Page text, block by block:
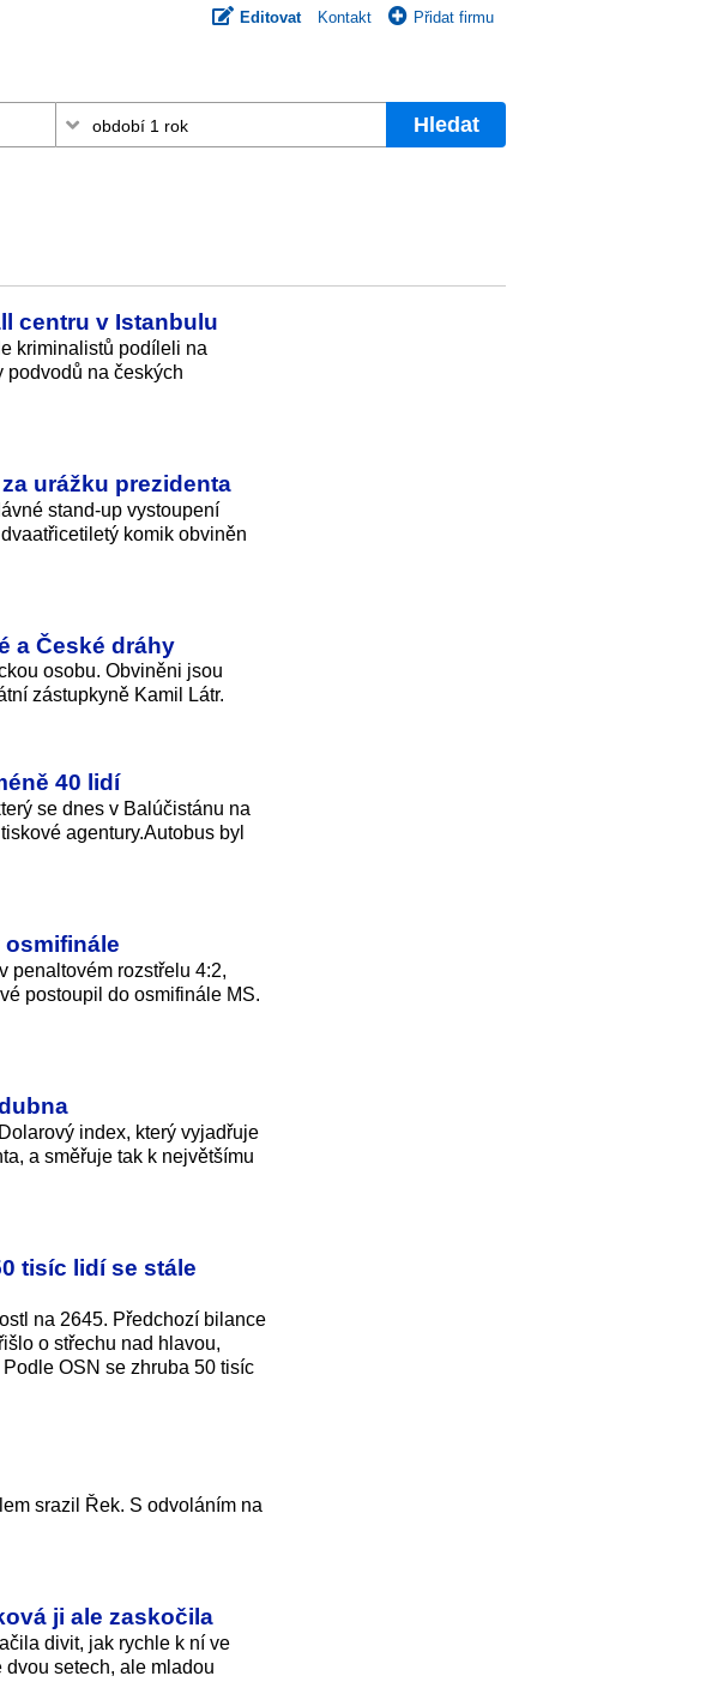
Editovat Kontakt Přidat firmu
Hledat
centru v Istanbulu
kriminalistů podíleli na
podvodů na českých
urážku prezidenta
stand-up vystoupení
komik obviněn
a České dráhy
osobu. Obviněni jsou
zástupkyně Kamil Látr.
40 lidí
se dnes v Balúčistánu na
agentury.Autobus byl
penaltovém rozstřelu 4:2,
postoupil do osmifinále MS.
index, který vyjadřuje
a směřuje tak k největšímu
tisíc lidí se stále
na 2645. Předchozí bilance
o střechu nad hlavou,
OSN se zhruba 50 tisíc
srazil Řek. S odvoláním na
ji ale zaskočila
divit, jak rychle k ní ve
setech, ale mladou